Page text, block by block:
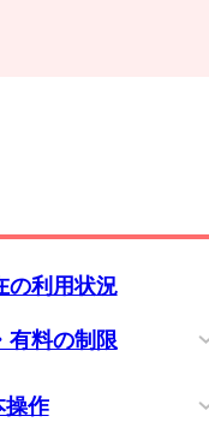
の利用状況
有料の制限
操作